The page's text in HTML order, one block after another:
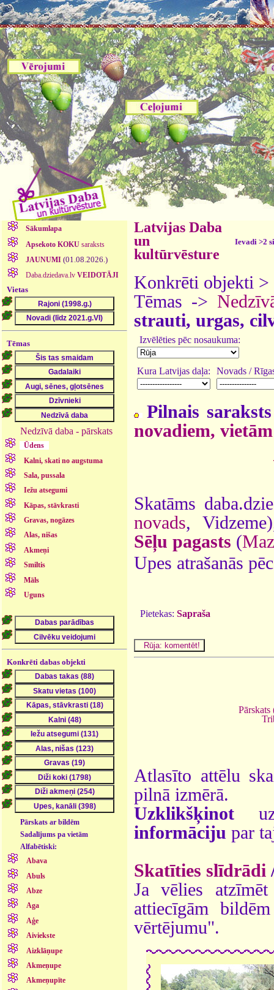
Sākumlapa
Apsekoto KOKUsaraksts
JAUNUMI (01.08.2026.)
Daba.dziedava.lv VEIDOTĀJI
Vietas
Tēmas
Nedzīvā daba - pārskats
Ūdens
Kalni, skati no augstuma
Sala, pussala
Iežu atsegumi
Kāpas, stāvkrasti
Gravas, nogāzes
Alas, nišas
Akmeņi
Smiltis
Māls
Uguns
Konkrēti dabas objekti
Pārskats ar bildēm
Sadalījums pa vietām
Alfabētiski:
Abava
Abuls
Abze
Aga
Aģe
Aiviekste
Aizklāņupe
Akmeņupe
Akmeņupīte
Latvijas Daba
un
kultūrvēsture
Ievadi >2
Konkrēti objekti >
Tēmas ->
strauti, urgas,
Izvēlēties pēc nosaukuma:
Kura Latvijas daļa: Novads /
Pilnais
novadiem, vietām
Skatāms
novads,
Sēļu pagasts (
Upes atrašanās
Pietekas: Sapraša
Pārskats
Atlasīto attēlu
pilnā izmērā.
Uzklikšķinot
informāciju par
Skatīties slīdrādi
Ja vēlies
attiecīgām
vērtējumu".